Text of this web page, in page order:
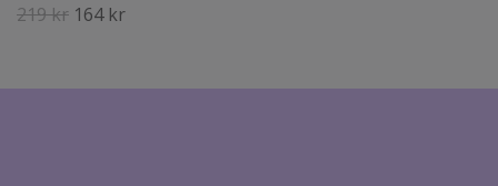
219 kr 164 kr